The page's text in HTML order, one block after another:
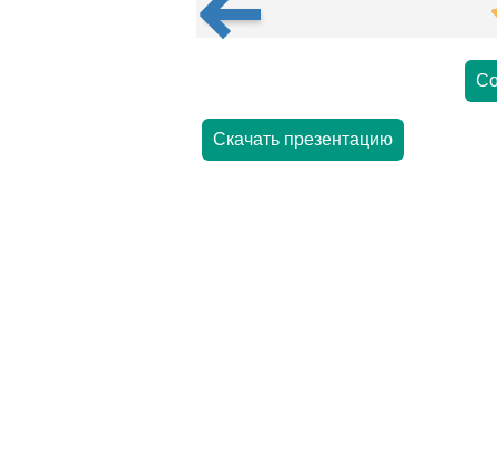
Скачать презентацию